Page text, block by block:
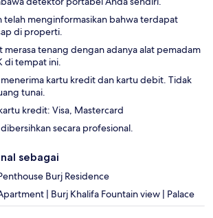
telah menginformasikan bahwa terdapat
di properti.
merasa tenang dengan adanya alat pemadam
di tempat ini.
kartu kredit dan kartu debit. Tidak
tunai.
kredit: Visa, Mastercard
secara profesional.
sebagai
Burj Residence
| Burj Khalifa Fountain view | Palace